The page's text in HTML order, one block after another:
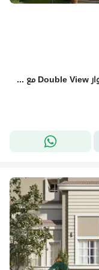
للبيع فى أميز مرحله بكومبوند بتر فلاى فيلا 3 أدوار Double View مع Private Pool موقع مميز على محور الامل بجوار سراى دقايق من مدينتى و التجمع الخامس